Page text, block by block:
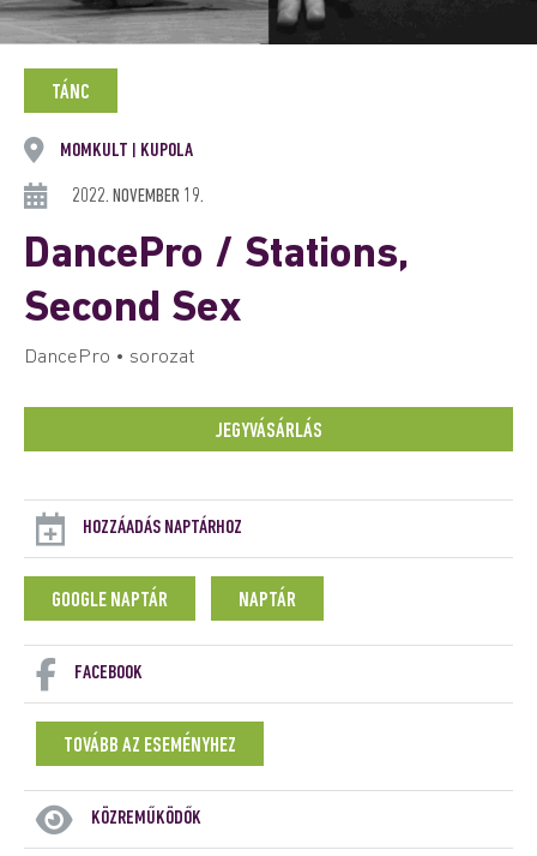
TÁNC
MOMKULT KUPOLA
2022. NOVEMBER 19.
DancePro / Stations,
Second Sex
DancePro • sorozat
JEGYVÁSÁRLÁS
HOZZÁADÁS NAPTÁRHOZ
GOOGLE NAPTÁR NAPTÁR
FACEBOOK
TOVÁBB AZ ESEMÉNYHEZ
KÖZREMŰKÖDŐK